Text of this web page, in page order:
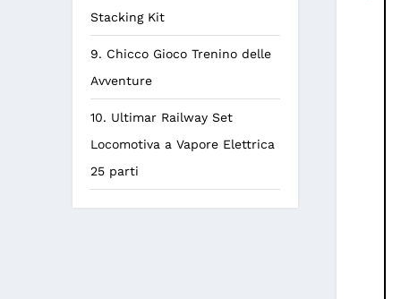
Stacking Kit
9. Chicco Gioco Trenino delle
Avventure
10. Ultimar Railway Set
Locomotiva a Vapore Elettrica
25 parti